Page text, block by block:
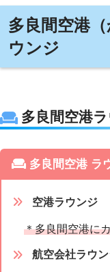
多良間空港
ウンジ
多良間空港
多良間空港 ラ
空港ラウンジ
＊多良間空港に
航空会社ラウ